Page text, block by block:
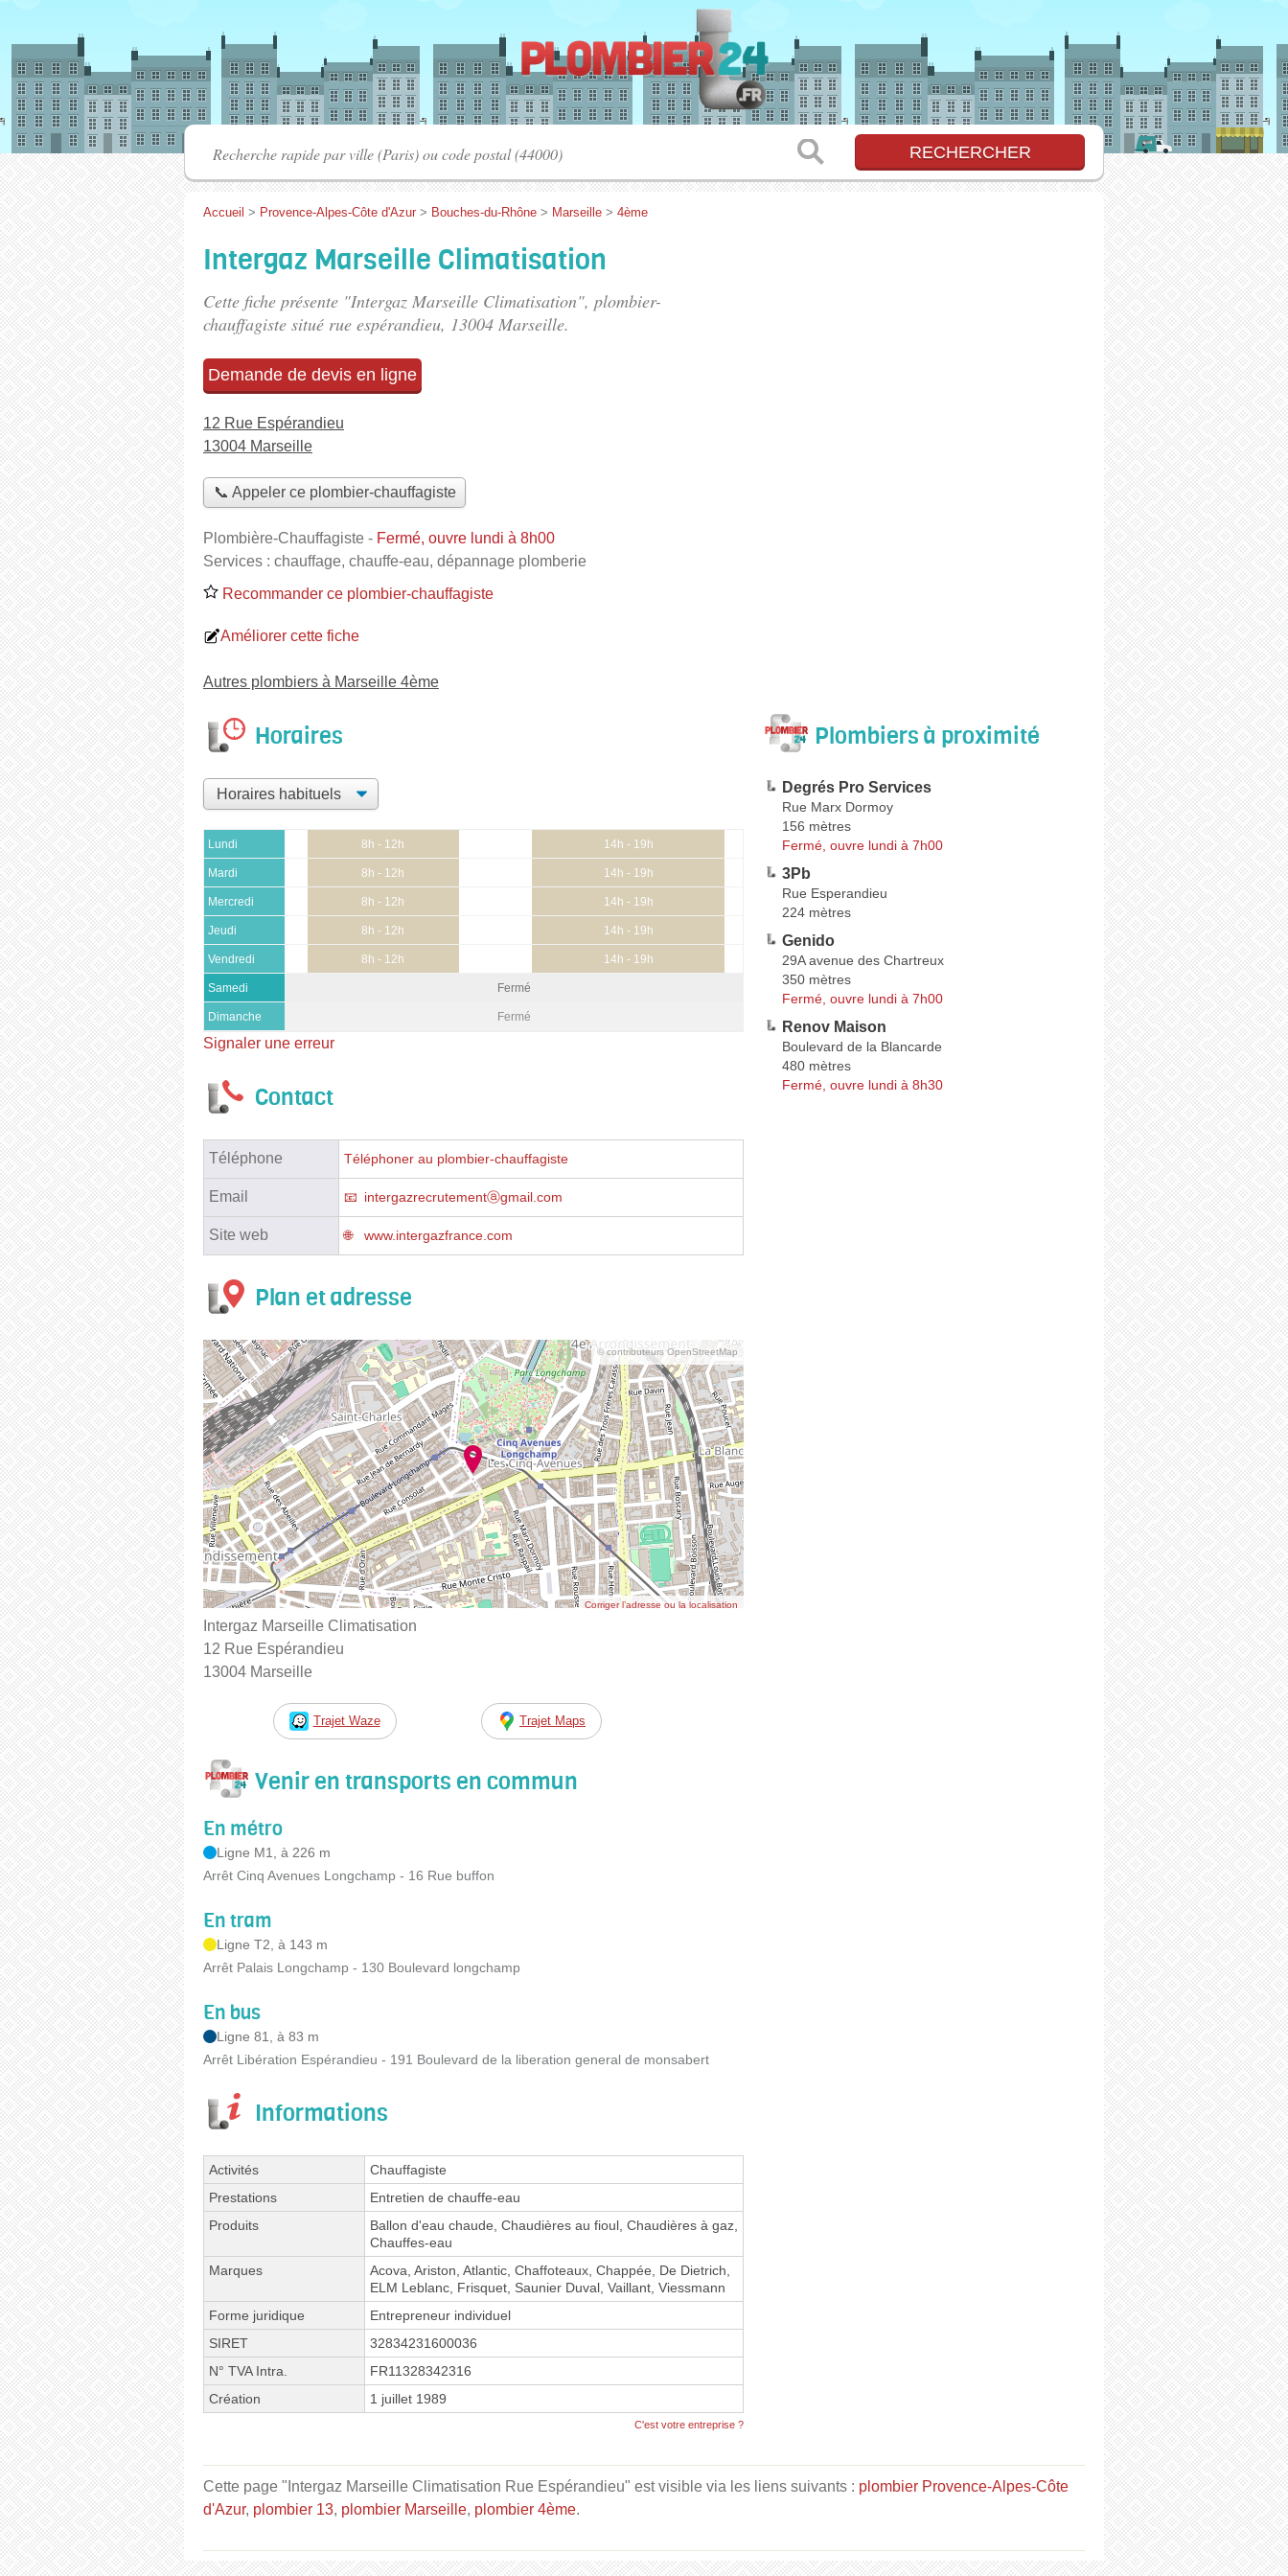
Accueil > Provence-Alpes-Côte d'Azur > Bouches-du-Rhône > Marseille > 4ème
Intergaz Marseille Climatisation
Cette fiche présente "Intergaz Marseille Climatisation", plombier-
chauffagiste situé rue espérandieu, 13004 Marseille.
Demande de devis en ligne
12 Rue Espérandieu
13004 Marseille
📞 Appeler ce plombier-chauffagiste
Plombière-Chauffagiste - Fermé, ouvre lundi à 8h00
Services : chauffage, chauffe-eau, dépannage plomberie
Recommander ce plombier-chauffagiste
Améliorer cette fiche
Autres plombiers à Marseille 4ème
Horaires
Lundi 8h - 12h 14h - 19h
Mardi 8h - 12h 14h - 19h
Mercredi 8h - 12h 14h - 19h
Jeudi 8h - 12h 14h - 19h
Vendredi 8h - 12h 14h - 19h
Samedi Fermé
Dimanche Fermé
Signaler une erreur
Contact
Téléphone Téléphoner au plombier-chauffagiste
Email intergazrecrutementⓐgmail.com
Site web www.intergazfrance.com
Plan et adresse
© contributeurs OpenStreetMap
Corriger l’adresse ou la localisation
Intergaz Marseille Climatisation
12 Rue Espérandieu
13004 Marseille
Trajet Waze Trajet Maps
Venir en transports en commun
En métro
Ligne M1, à 226 m
Arrêt Cinq Avenues Longchamp - 16 Rue buffon
En tram
Ligne T2, à 143 m
Arrêt Palais Longchamp - 130 Boulevard longchamp
En bus
Ligne 81, à 83 m
Arrêt Libération Espérandieu - 191 Boulevard de la liberation general de monsabert
Informations
Activités
Chauffagiste
Prestations
Entretien de chauffe-eau
Produits
Ballon d'eau chaude, Chaudières au fioul, Chaudières à gaz,
Chauffes-eau
Marques
Acova, Ariston, Atlantic, Chaffoteaux, Chappée, De Dietrich,
ELM Leblanc, Frisquet, Saunier Duval, Vaillant, Viessmann
Forme juridique
Entrepreneur individuel
SIRET
32834231600036
N° TVA Intra.
FR11328342316
Création
1 juillet 1989
C'est votre entreprise ?
Plombiers à proximité
Degrés Pro Services
Rue Marx Dormoy
156 mètres
Fermé, ouvre lundi à 7h00
3Pb
Rue Esperandieu
224 mètres
Genido
29A avenue des Chartreux
350 mètres
Fermé, ouvre lundi à 7h00
Renov Maison
Boulevard de la Blancarde
480 mètres
Fermé, ouvre lundi à 8h30
Cette page "Intergaz Marseille Climatisation Rue Espérandieu" est visible via les liens suivants : plombier Provence-Alpes-Côte
d'Azur, plombier 13, plombier Marseille, plombier 4ème.